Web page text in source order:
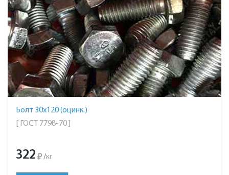
Болт 30х120 (оцинк.)
[ ГОСТ 7798-70 ]
322 ₽ /кг